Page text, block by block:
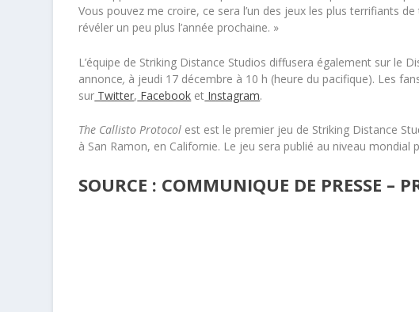
Vous pouvez me croire, ce sera l’un des jeux les plus terrifiants
révéler un peu plus l’année prochaine. »
L’équipe de Striking Distance Studios diffusera également sur le
annonce, à jeudi 17 décembre à 10 h (heure du pacifique). Les
sur Twitter, Facebook et Instagram.
The Callisto Protocol est est le premier jeu de Striking Distance
à San Ramon, en Californie. Le jeu sera publié au niveau mondial
SOURCE : COMMUNIQUE DE PRESSE –